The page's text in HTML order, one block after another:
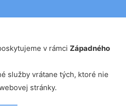
v rámci Západného
služby vrátane tých, ktoré nie
stránky.